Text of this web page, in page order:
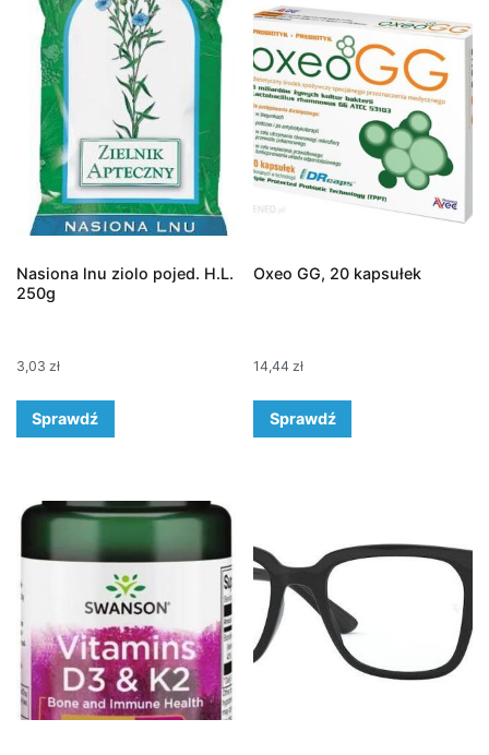
Nasiona lnu ziolo pojed. H.L.
250g
3,03 zł
Sprawdź
Oxeo GG, 20 kapsułek
14,44 zł
Sprawdź